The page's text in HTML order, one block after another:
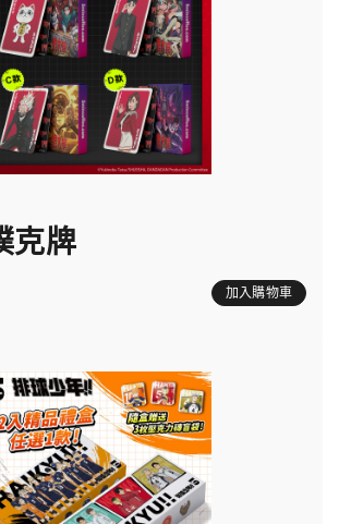
克牌
加入購物車